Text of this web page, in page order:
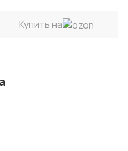
Купить на